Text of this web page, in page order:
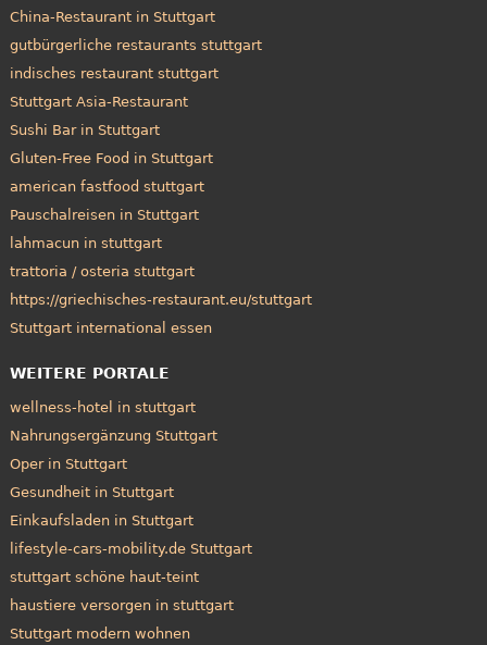
China-Restaurant in Stuttgart
gutbürgerliche restaurants stuttgart
indisches restaurant stuttgart
Stuttgart Asia-Restaurant
Sushi Bar in Stuttgart
Gluten-Free Food in Stuttgart
american fastfood stuttgart
Pauschalreisen in Stuttgart
lahmacun in stuttgart
trattoria / osteria stuttgart
https://griechisches-restaurant.eu/stuttgart
Stuttgart international essen
WEITERE PORTALE
wellness-hotel in stuttgart
Nahrungsergänzung Stuttgart
Oper in Stuttgart
Gesundheit in Stuttgart
Einkaufsladen in Stuttgart
lifestyle-cars-mobility.de Stuttgart
stuttgart schöne haut-teint
haustiere versorgen in stuttgart
Stuttgart modern wohnen